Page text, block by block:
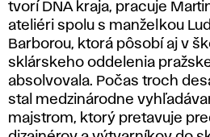
tvorí DNA kraja, pracuje
ateliéri spolu s manželkou
Barborou, ktorá pôsobí aj v
sklárskeho oddelenia
absolvovala. Počas troch
stal medzinárodne
majstrom, ktorý pretavuje